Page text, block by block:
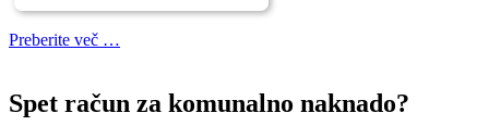
Preberite več …
Spet račun za komunalno naknado?